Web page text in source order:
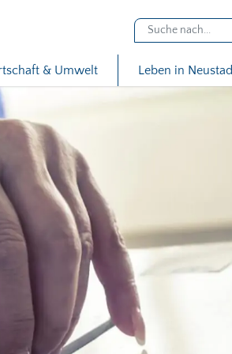
& Umwelt Leben in